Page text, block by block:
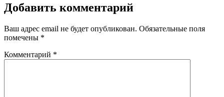
Добавить комментарий
Ваш адрес email не будет опубликован. Обязательные поля
помечены *
Комментарий *